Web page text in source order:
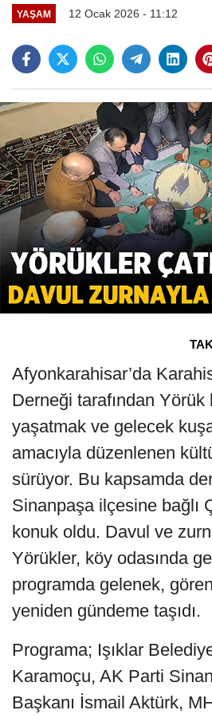
YAŞAM 12 Ocak 2026 - 11:12
Afyonkarahisar’da
Derneği tarafından Yörük
yaşatmak ve gelecek
amacıyla düzenlenen
sürüyor. Bu kapsamda
Sinanpaşa ilçesine bağlı
konuk oldu. Davul ve
Yörükler, köy odasında
programda gelenek,
yeniden gündeme taşıdı.
Programa; Işıklar
Karamoçu, AK Parti
Başkanı İsmail Aktürk,